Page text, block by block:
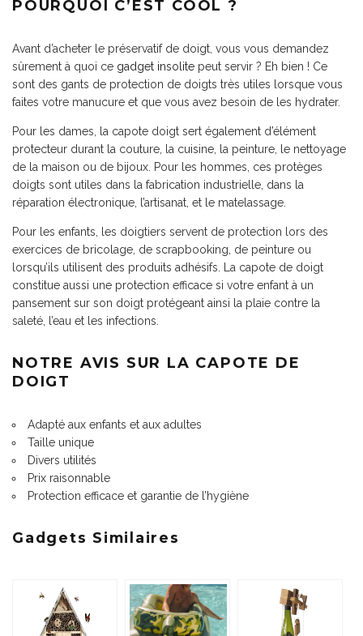
POURQUOI C’EST COOL ?
Avant d’acheter le préservatif de doigt, vous vous demandez
sûrement à quoi ce gadget insolite peut servir ? Eh bien ! Ce
sont des gants de protection de doigts très utiles lorsque vous
faites votre manucure et que vous avez besoin de les hydrater.
Pour les dames, la capote doigt sert également d’élément
protecteur durant la couture, la cuisine, la peinture, le nettoyage
de la maison ou de bijoux. Pour les hommes, ces protèges
doigts sont utiles dans la fabrication industrielle, dans la
réparation électronique, l’artisanat, et le matelassage.
Pour les enfants, les doigtiers servent de protection lors des
exercices de bricolage, de scrapbooking, de peinture ou
lorsqu’ils utilisent des produits adhésifs. La capote de doigt
constitue aussi une protection efficace si votre enfant à un
pansement sur son doigt protégeant ainsi la plaie contre la
saleté, l’eau et les infections.
NOTRE AVIS SUR LA CAPOTE DE
DOIGT
Adapté aux enfants et aux adultes
Taille unique
Divers utilités
Prix raisonnable
Protection efficace et garantie de l’hygiène
Gadgets Similaires